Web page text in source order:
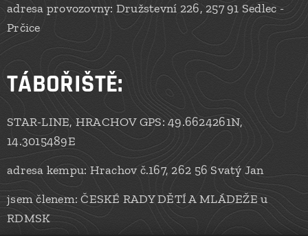
adresa provozovny: Družstevní 226, 257 91 Sedlec -
Prčice
TÁBOŘIŠTĚ:
STAR-LINE, HRACHOV GPS: 49.6624261N,
14.3015489E
adresa kempu: Hrachov č.167, 262 56 Svatý Jan
jsem členem: ČESKÉ RADY DĚTÍ A MLÁDEŽE u
RDMSK